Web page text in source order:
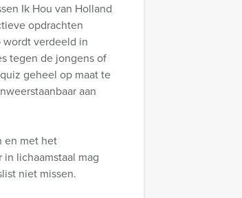
Ik Hou van Holland
opdrachten
verdeeld in
tegen de jongens of
geheel op maat te
aan
en met het
lichaamstaal mag
niet missen.